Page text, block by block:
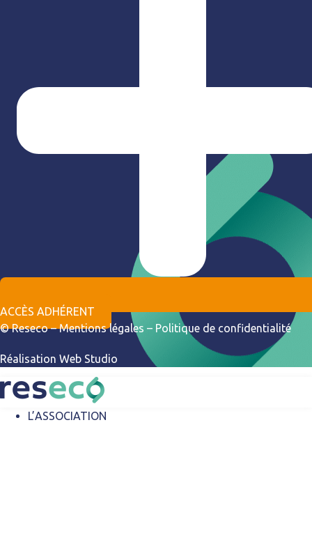
ACCÈS ADHÉRENT
© Reseco –Mentions légales – Politique de confidentialité
Réalisation Web Studio
L’ASSOCIATION